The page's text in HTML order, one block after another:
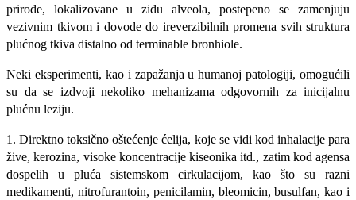
prirode, lokalizovane u zidu alveola, postepeno se zamenjuju
vezivnim tkivom i dovode do ireverzibilnih promena svih struktura
plućnog tkiva distalno od terminable bronhiole.
Neki eksperimenti, kao i zapažanja u humanoj patologiji, omogućili
su da se izdvoji nekoliko mehanizama odgovornih za inicijalnu
plućnu leziju.
1. Direktno toksično oštećenje ćelija, koje se vidi kod inhalacije para
žive, kerozina, visoke koncentracije kiseonika itd., zatim kod agensa
dospelih u pluća sistemskom cirkulacijom, kao što su razni
medikamenti, nitrofurantoin, penicilamin, bleomicin, busulfan, kao i